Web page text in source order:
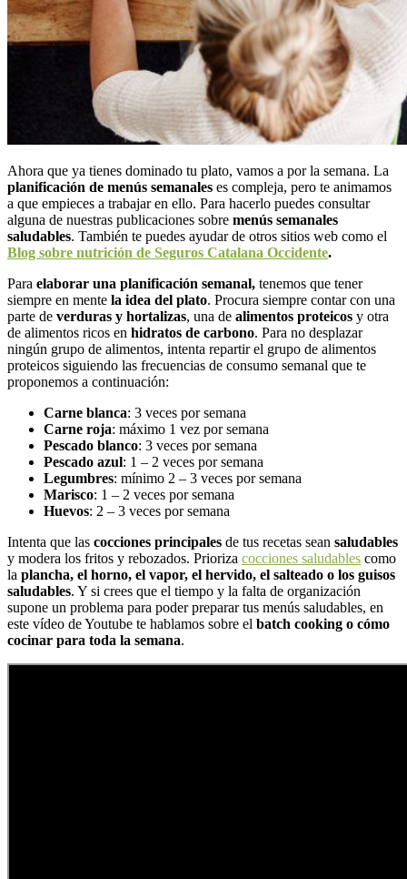
Ahora que ya tienes dominado tu plato, vamos a por la semana. La
planificación de menús semanales es compleja, pero te animamos
a que empieces a trabajar en ello. Para hacerlo puedes consultar
alguna de nuestras publicaciones sobre menús semanales
saludables. También te puedes ayudar de otros sitios web como el
Blog sobre nutrición de Seguros Catalana Occidente.
Para elaborar una planificación semanal, tenemos que tener
siempre en mente la idea del plato. Procura siempre contar con una
parte de verduras y hortalizas, una de alimentos proteicos y otra
de alimentos ricos en hidratos de carbono. Para no desplazar
ningún grupo de alimentos, intenta repartir el grupo de alimentos
proteicos siguiendo las frecuencias de consumo semanal que te
proponemos a continuación:
Carne blanca: 3 veces por semana
Carne roja: máximo 1 vez por semana
Pescado blanco: 3 veces por semana
Pescado azul: 1 – 2 veces por semana
Legumbres: mínimo 2 – 3 veces por semana
Marisco: 1 – 2 veces por semana
Huevos: 2 – 3 veces por semana
Intenta que las cocciones principales de tus recetas sean saludables
y modera los fritos y rebozados. Prioriza cocciones saludables como
la plancha, el horno, el vapor, el hervido, el salteado o los guisos
saludables. Y si crees que el tiempo y la falta de organización
supone un problema para poder preparar tus menús saludables, en
este vídeo de Youtube te hablamos sobre el batch cooking o cómo
cocinar para toda la semana.